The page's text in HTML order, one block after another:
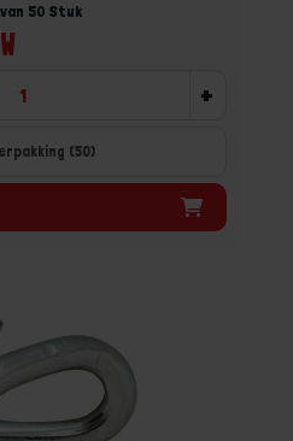
50 Stuk
+
(50)